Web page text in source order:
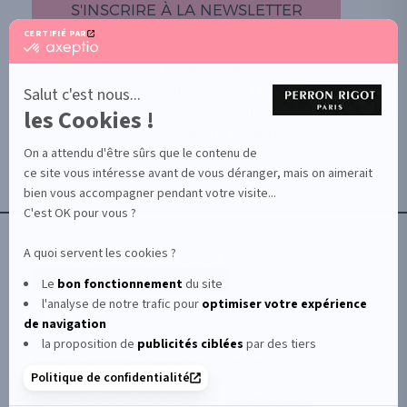
CERTIFIÉ PAR
certifié
En
savoir
plus
sur
Axeptio
Salut c'est nous...
les Cookies !
On a attendu d'être sûrs que le contenu de
ce site vous intéresse avant de vous déranger, mais on aimerait
bien vous accompagner pendant votre visite...
C'est OK pour vous ?
A quoi servent les cookies ?
Le bon fonctionnementdu site
l'analyse de notre trafic pour optimiservotre expérience
de navigation
la proposition de publicités ciblées par des tiers
Politique de confidentialité
S'INSCRIRE À LA NEWSLETTER
BOUTIQUE PARTICULIERS
AIDE / FAQ
CONTACT
CGU/CGV
© Le Club Perron Rigot 2026
matériels esthétiques à destination des instituts et spas.